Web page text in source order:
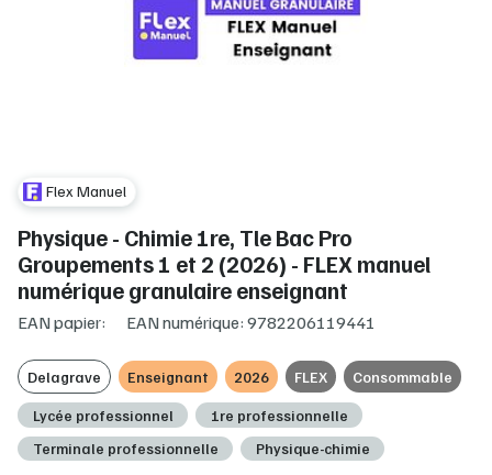
Flex Manuel
Physique - Chimie 1re, Tle Bac Pro
Groupements 1 et 2 (2026) - FLEX manuel
numérique granulaire enseignant
EAN papier: EAN numérique: 9782206119441
Delagrave Enseignant 2026 FLEX Consommable
Lycée professionnel
1re professionnelle
Terminale professionnelle
Physique-chimie